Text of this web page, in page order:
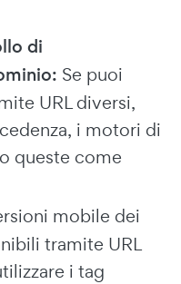
di
Se puoi
URL diversi,
i motori di
queste come
mobile dei
tramite URL
i tag